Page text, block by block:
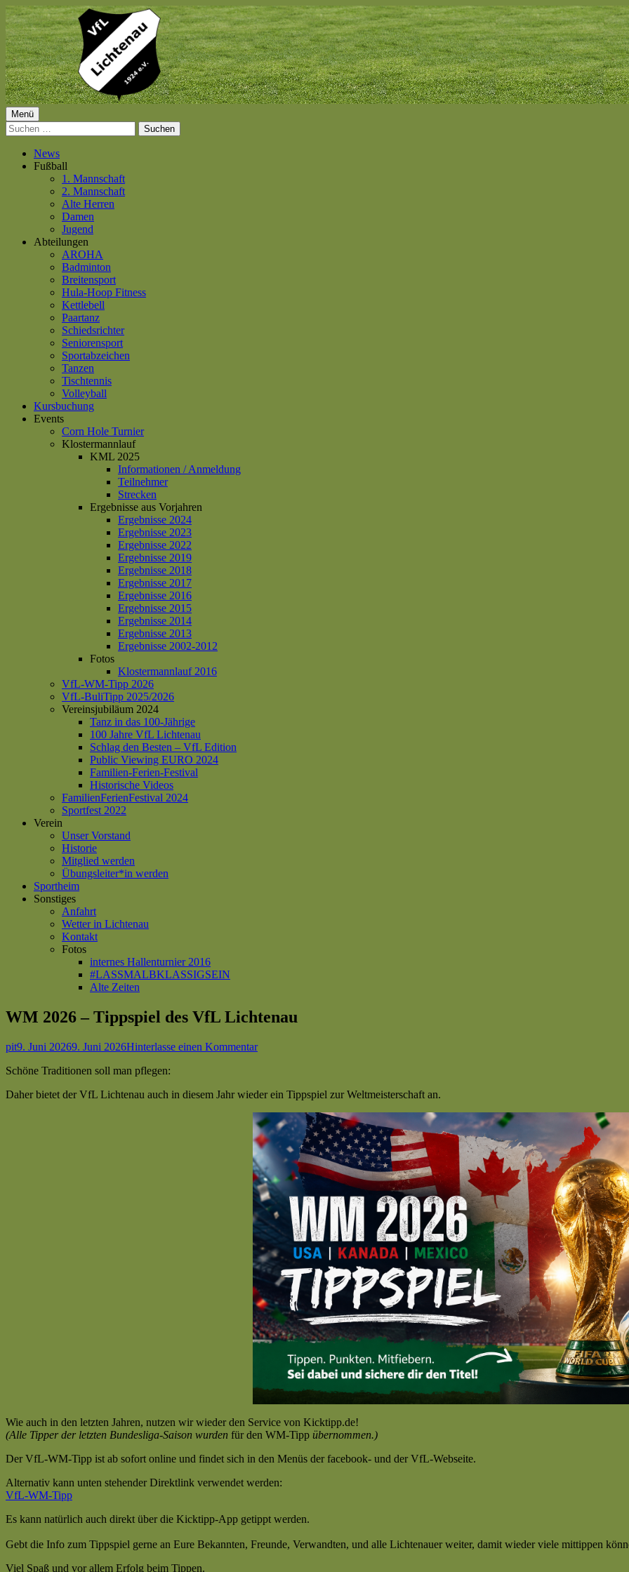
Springe
zum
Inhalt
VfL Lichtenau 1924 e.V.
Primäres
Menü
Menü
Suchen
nach:
News
Fußball
1. Mannschaft
2. Mannschaft
Alte Herren
Damen
Jugend
Abteilungen
AROHA
Badminton
Breitensport
Hula-Hoop Fitness
Kettlebell
Paartanz
Schiedsrichter
Seniorensport
Sportabzeichen
Tanzen
Tischtennis
Volleyball
Kursbuchung
Events
Corn Hole Turnier
Klostermannlauf
KML 2025
Informationen / Anmeldung
Teilnehmer
Strecken
Ergebnisse aus Vorjahren
Ergebnisse 2024
Ergebnisse 2023
Ergebnisse 2022
Ergebnisse 2019
Ergebnisse 2018
Ergebnisse 2017
Ergebnisse 2016
Ergebnisse 2015
Ergebnisse 2014
Ergebnisse 2013
Ergebnisse 2002-2012
Fotos
Klostermannlauf 2016
VfL-WM-Tipp 2026
VfL-BuliTipp 2025/2026
Vereinsjubiläum 2024
Tanz in das 100-Jährige
100 Jahre VfL Lichtenau
Schlag den Besten – VfL Edition
Public Viewing EURO 2024
Familien-Ferien-Festival
Historische Videos
FamilienFerienFestival 2024
Sportfest 2022
Verein
Unser Vorstand
Historie
Mitglied werden
Übungsleiter*in werden
Sportheim
Sonstiges
Anfahrt
Wetter in Lichtenau
Kontakt
Fotos
internes Hallenturnier 2016
#LASSMALBKLASSIGSEIN
Alte Zeiten
WM 2026 – Tippspiel des VfL Lichtenau
Autor
pitVeröffentlicht
9. Juni 20269. Juni 2026Hinterlasse einen Kommentarzu
Tippspiel
VfL
Lichtenau
Schöne Traditionen soll man pflegen:
Daher bietet der VfL Lichtenau auch in diesem Jahr wieder ein Tippspiel zur Weltmeisterschaft an.
Wie auch in den letzten Jahren, nutzen wir wieder den Service von Kicktipp.de!
(Alle Tipper der letzten Bundesliga-Saison wurden für den WM-Tipp übernommen.)
Der VfL-WM-Tipp ist ab sofort online und findet sich in den Menüs der facebook- und der VfL-Webseite.
Alternativ kann unten stehender Direktlink verwendet werden:
VfL-WM-Tipp
Es kann natürlich auch direkt über die Kicktipp-App getippt werden.
Gebt die Info zum Tippspiel gerne an Eure Bekannten, Freunde, Verwandten, und alle Lichtenauer weiter, damit wieder viele mittippen
Viel Spaß und vor allem Erfolg beim Tippen.